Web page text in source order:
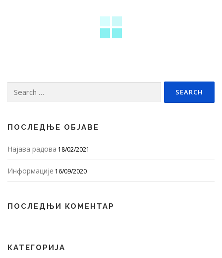
ОГЛАСНА ТАБЛА
for:
ПОСЛЕДЊЕ ОБЈАВЕ
Најава радова 18/02/2021
Информације 16/09/2020
ПОСЛЕДЊИ КОМЕНТАР
КАТЕГОРИЈА